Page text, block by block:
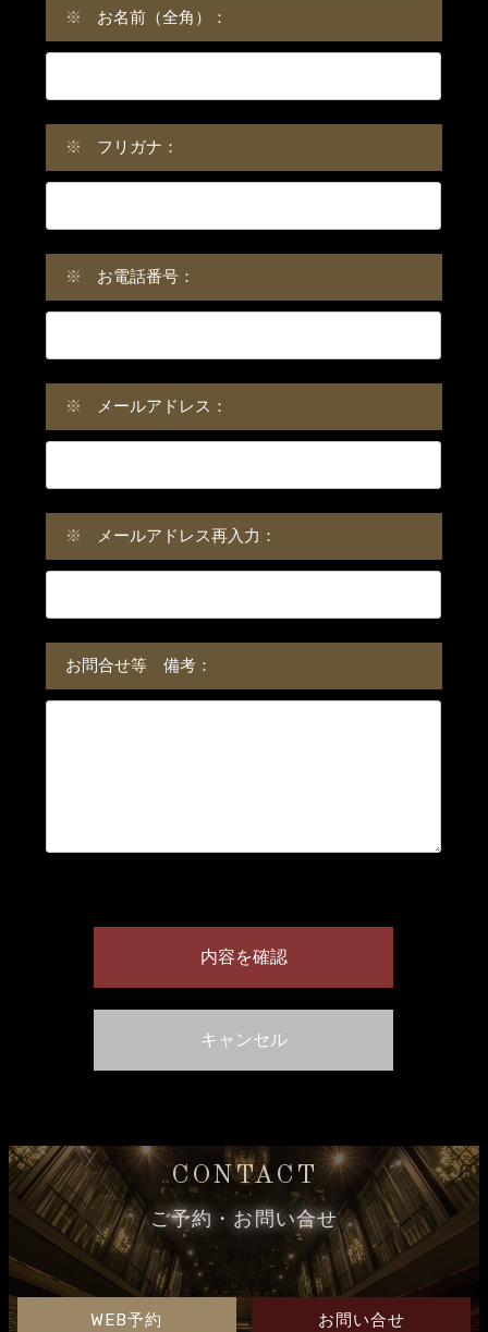
※ お名前（全角）：
※ フリガナ：
※ お電話番号：
※ メールアドレス：
※ メールアドレス再入力：
お問合せ等 備考：
CONTACT
ご予約・お問い合せ
WEB予約 お問い合せ